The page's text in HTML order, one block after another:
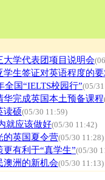
大学代表团项目说明会
学生签证对英语程度的
全国“IELTS校园行”(05/
华完成英国本土预备课程
读硕(05/30 11:59)
就应该做好(05/30 11:42)
的英国夏令营(05/30 11:28)
更有利于“真学生”(05/30
澳洲的新机会(05/30 11:13)